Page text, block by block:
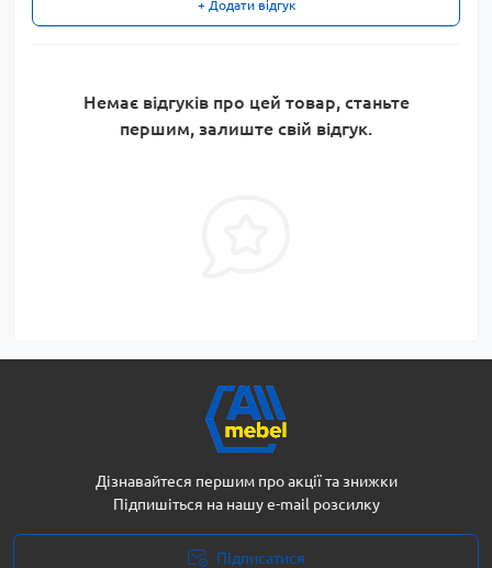
+ Додати відгук
Немає відгуків про цей товар, станьте
першим, залиште свій відгук.
Дізнавайтеся першим про акції та знижки
Підпишіться на нашу e-mail розсилку
Підписатися